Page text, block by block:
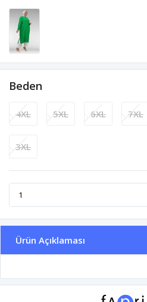
Beden
4XL 5XL 6XL 7XL
3XL
Ürün Açıklaması